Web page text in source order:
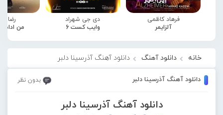
فرهاد کاظمی
آلزایمر
دی جی شهراد
وایب کست 6
رضا
من
خانه دانلود آهنگ دانلود آهنگ آذرسینا دلبر
دانلود آهنگ آذرسینا دلبر بدون نظر
دانلود آهنگ آذرسینا دلبر